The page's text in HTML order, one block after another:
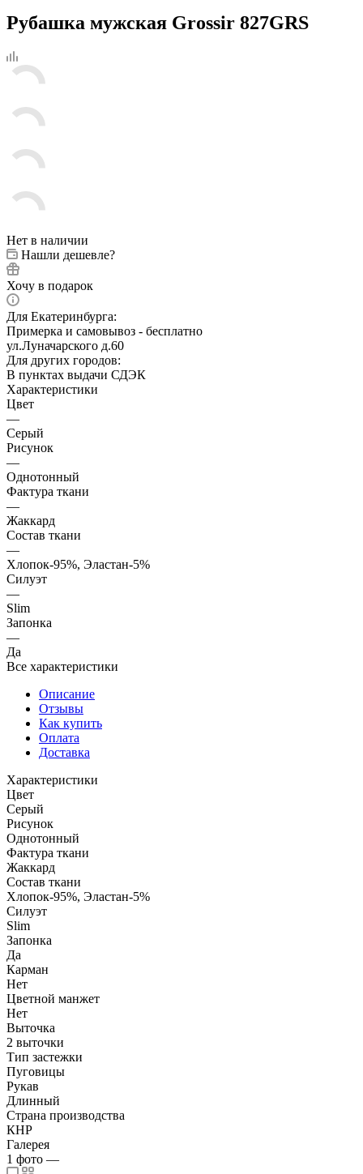
Рубашка мужская Grossir 827GRS
Нет в наличии
Нашли дешевле?
Хочу в подарок
Для Екатеринбурга:
Примерка и самовывоз - бесплатно
ул.Луначарского д.60
Для других городов:
В пунктах выдачи СДЭК
Характеристики
Цвет
—
Серый
Рисунок
—
Однотонный
Фактура ткани
—
Жаккард
Состав ткани
—
Хлопок-95%, Эластан-5%
Силуэт
—
Slim
Запонка
—
Да
Все характеристики
Описание
Отзывы
Как купить
Оплата
Доставка
Характеристики
Цвет
Серый
Рисунок
Однотонный
Фактура ткани
Жаккард
Состав ткани
Хлопок-95%, Эластан-5%
Силуэт
Slim
Запонка
Да
Карман
Нет
Цветной манжет
Нет
Выточка
2 выточки
Тип застежки
Пуговицы
Рукав
Длинный
Страна производства
КНР
Галерея
1 фото —